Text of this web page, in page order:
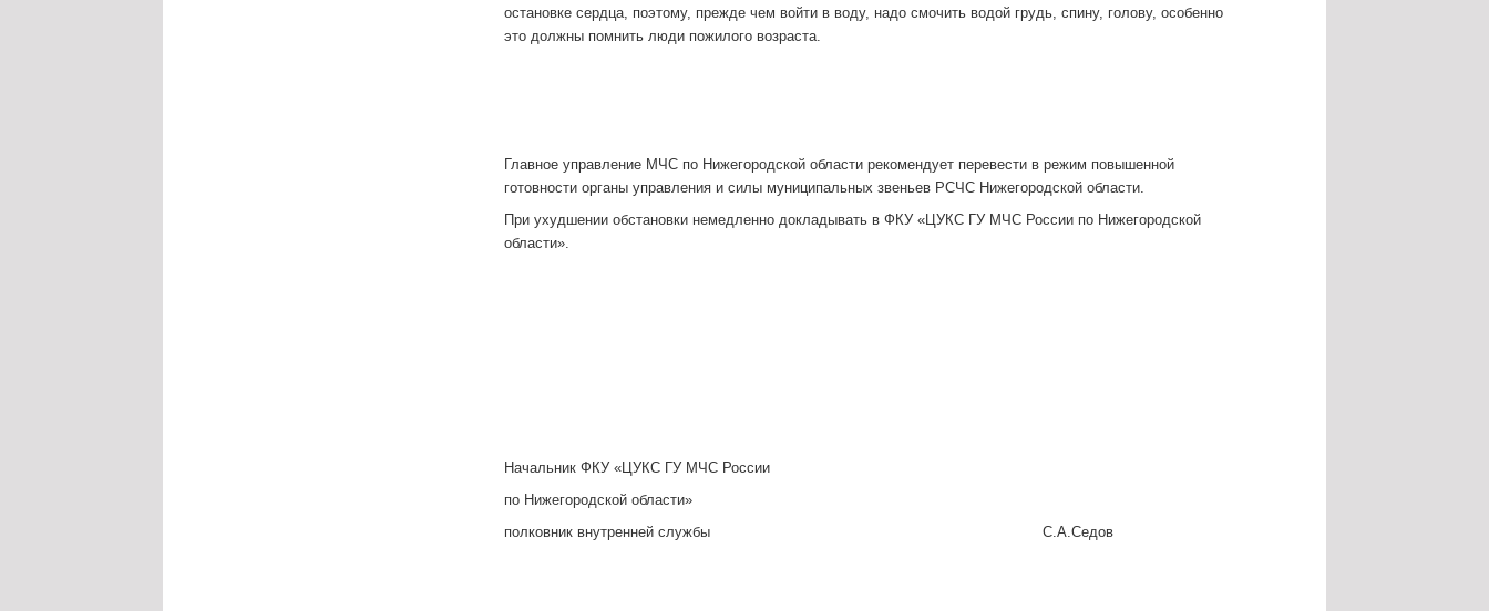
остановке сердца, поэтому, прежде чем войти в воду, надо смочить водой грудь, спину, голову, особенно
это должны помнить люди пожилого возраста.
Главное управление МЧС по Нижегородской области рекомендует перевести в режим повышенной
готовности органы управления и силы муниципальных звеньев РСЧС Нижегородской области.
При ухудшении обстановки немедленно докладывать в ФКУ «ЦУКС ГУ МЧС России по Нижегородской
области».
Начальник ФКУ «ЦУКС ГУ МЧС России
по Нижегородской области»
полковник внутренней службы
С.А.Седов